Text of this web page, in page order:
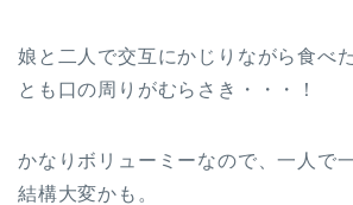
娘と二人で交互にかじりながら食べ
とも口の周りがむらさき・・・！
かなりボリューミーなので、一人で
結構大変かも。